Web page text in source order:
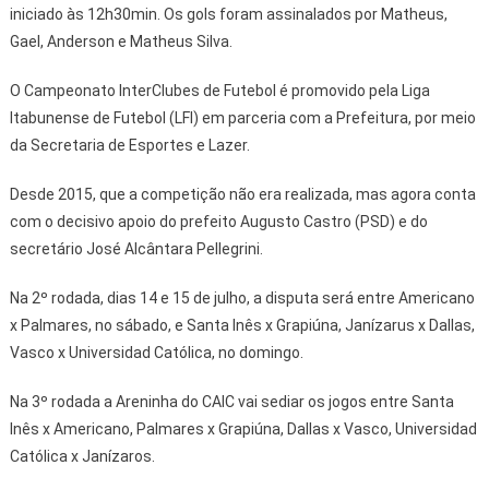
iniciado às 12h30min. Os gols foram assinalados por Matheus,
Gael, Anderson e Matheus Silva.
O Campeonato InterClubes de Futebol é promovido pela Liga
Itabunense de Futebol (LFI) em parceria com a Prefeitura, por meio
da Secretaria de Esportes e Lazer.
Desde 2015, que a competição não era realizada, mas agora conta
com o decisivo apoio do prefeito Augusto Castro (PSD) e do
secretário José Alcântara Pellegrini.
Na 2º rodada, dias 14 e 15 de julho, a disputa será entre Americano
x Palmares, no sábado, e Santa Inês x Grapiúna, Janízarus x Dallas,
Vasco x Universidad Católica, no domingo.
Na 3º rodada a Areninha do CAIC vai sediar os jogos entre Santa
Inês x Americano, Palmares x Grapiúna, Dallas x Vasco, Universidad
Católica x Janízaros.